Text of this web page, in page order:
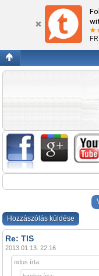
Hozzászólás küldése
Re: TIS
2013.01.13. 22:16
odus írta: